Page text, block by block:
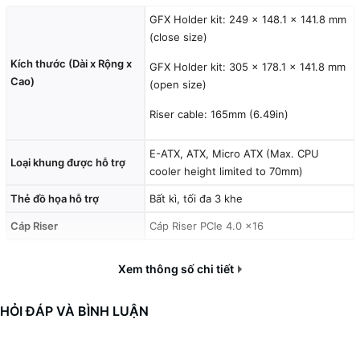
Cho phép truyền dữ liệu hiệu quả và kết nối giữa các thành phần
Cooler Master VERTICAL
Tận dụng tối đa các thành phần của bạn bằng cách trưng bày
Kích thước (Dài x Rộng x
Cao)
GFX Holder kit: 249 x 148.1 x 141.8 mm
(close size)
GFX Holder kit: 305 x 178.1 x 141.8 mm
(open size)
Riser cable: 165mm (6.49in)
Loại khung được hỗ trợ
E-ATX, ATX, Micro ATX (Max. CPU
cooler height limited to 70mm)
Thẻ đồ họa hỗ trợ Bất kì, tối đa 3 khe
Cáp Riser Cáp Riser PCIe 4.0 x16
Số PCB / Dây UL
Xem thông số chi tiết
HỎI ĐÁP VÀ BÌNH LUẬN